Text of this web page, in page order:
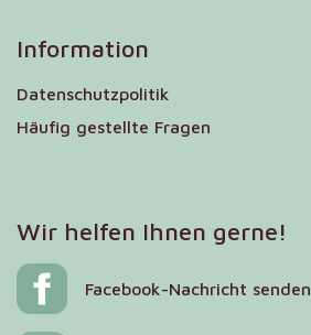
Information
Datenschutzpolitik
Häufig gestellte Fragen
Wir helfen Ihnen gerne!
Facebook-Nachricht senden